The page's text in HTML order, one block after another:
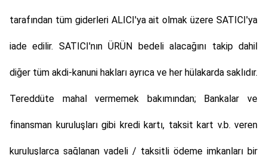
tarafından tüm giderleri ALICI'ya ait olmak üzere SATICI'ya
iade edilir. SATICI'nın ÜRÜN bedeli alacağını takip dahil
diğer tüm akdi-kanuni hakları ayrıca ve her hülakarda saklıdır.
Tereddüte mahal vermemek bakımından; Bankalar ve
finansman kuruluşları gibi kredi kartı, taksit kart v.b. veren
kuruluşlarca sağlanan vadeli / taksitli ödeme imkanları bir